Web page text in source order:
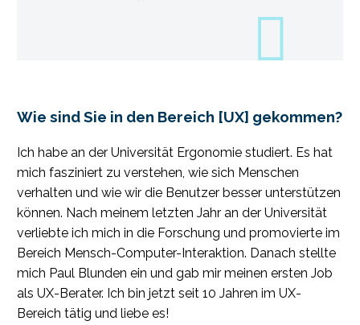
Wie sind Sie in den Bereich [UX] gekommen?
Ich habe an der Universität Ergonomie studiert. Es hat
mich fasziniert zu verstehen, wie sich Menschen
verhalten und wie wir die Benutzer besser unterstützen
können. Nach meinem letzten Jahr an der Universität
verliebte ich mich in die Forschung und promovierte im
Bereich Mensch-Computer-Interaktion. Danach stellte
mich Paul Blunden ein und gab mir meinen ersten Job
als UX-Berater. Ich bin jetzt seit 10 Jahren im UX-
Bereich tätig und liebe es!